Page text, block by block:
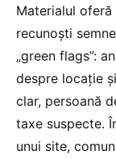
Materialul
recunoști
„green flags”:
despre locație
clar, persoană
taxe suspecte.
unui site,